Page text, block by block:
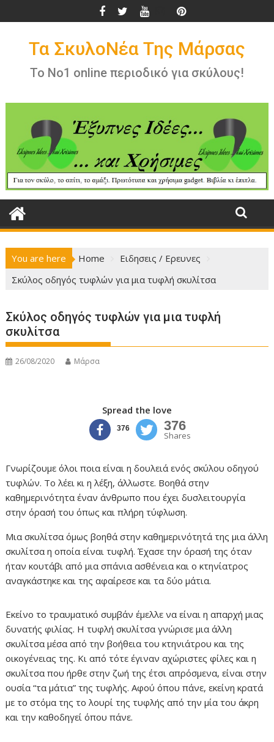
to
Τα ΣκυλοΝέα Της Μάρσας
Το Νο1 online περιοδικό για σκύλους!
You are here Home
Ειδησεις / Ερευνες
Σκύλος οδηγός τυφλών για μια τυφλή σκυλίτσα
Σκύλος οδηγός τυφλών για μια τυφλή
σκυλίτσα
26/08/2020 Μάρσα
Spread the love
376 376
Shares
Γνωρίζουμε όλοι ποια είναι η δουλειά ενός σκύλου οδηγού
τυφλών. Το λέει κι η λέξη, άλλωστε. Βοηθά στην
καθημερινότητα έναν άνθρωπο που έχει δυσλειτουργία
στην όρασή του όπως και πλήρη τύφλωση.
Μια σκυλίτσα όμως βοηθά στην καθημερινότητά της μια άλλη
σκυλίτσα η οποία είναι τυφλή. Έχασε την όρασή της όταν
ήταν κουτάβι από μια σπάνια ασθένεια και ο κτηνίατρος
αναγκάστηκε και της αφαίρεσε και τα δύο μάτια.
Εκείνο το τραυματικό συμβάν έμελλε να είναι η απαρχή μιας
δυνατής φιλίας. Η τυφλή σκυλίτσα γνώρισε μια άλλη
σκυλίτσα μέσα από την βοήθεια του κτηνιάτρου και της
οικογένειας της. Κι από τότε έγιναν αχώριστες φίλες και η
σκυλίτσα που ήρθε στην ζωή της έτσι απρόσμενα, είναι στην
ουσία “τα μάτια” της τυφλής. Αφού όπου πάνε, εκείνη κρατά
με το στόμα της το λουρί της τυφλής από την μία του άκρη
και την καθοδηγεί όπου πάνε.